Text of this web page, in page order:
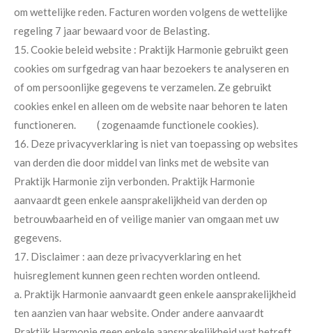
om wettelijke reden. Facturen worden volgens de wettelijke
regeling 7 jaar bewaard voor de Belasting.
15. Cookie beleid website : Praktijk Harmonie gebruikt geen
cookies om surfgedrag van haar bezoekers te analyseren en
of om persoonlijke gegevens te verzamelen. Ze gebruikt
cookies enkel en alleen om de website naar behoren te laten
functioneren. ( zogenaamde functionele cookies).
16. Deze privacyverklaring is niet van toepassing op websites
van derden die door middel van links met de website van
Praktijk Harmonie zijn verbonden. Praktijk Harmonie
aanvaardt geen enkele aansprakelijkheid van derden op
betrouwbaarheid en of veilige manier van omgaan met uw
gegevens.
17. Disclaimer : aan deze privacyverklaring en het
huisreglement kunnen geen rechten worden ontleend.
a. Praktijk Harmonie aanvaardt geen enkele aansprakelijkheid
ten aanzien van haar website. Onder andere aanvaardt